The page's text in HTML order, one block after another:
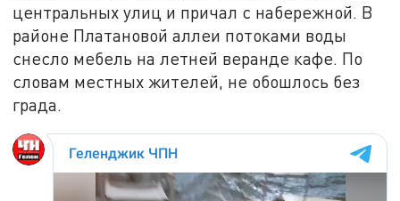
центральных улиц и причал с набережной. В
районе Платановой аллеи потоками воды
снесло мебель на летней веранде кафе. По
словам местных жителей, не обошлось без
града.